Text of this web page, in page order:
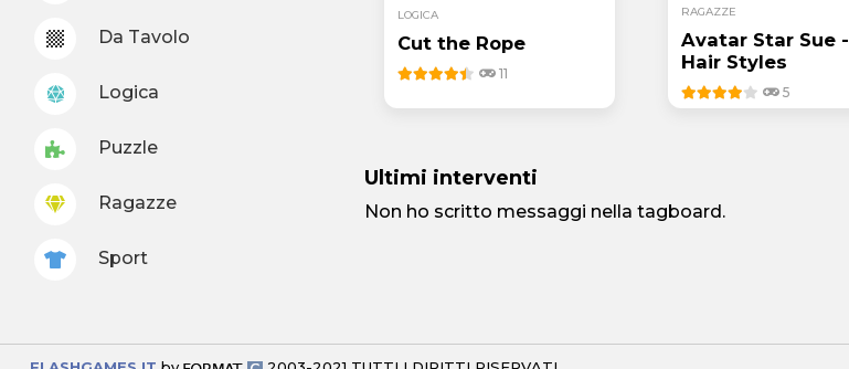
Da Tavolo
Logica
Puzzle
Ragazze
Sport
LOGICA
Cut the Rope
11
RAGAZZE
Avatar Star Sue -
Hair Styles
5
Ultimi interventi
Non ho scritto messaggi nella tagboard.